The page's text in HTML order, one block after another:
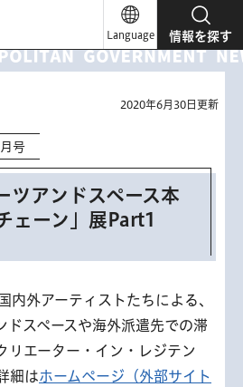
Language 情報を探す
2020年6月30日更新
号
ツアンドスペース本
ェーン」展Part1
内外アーティストたちによる、
ドスペースや海外派遣先での滞
リエーター・イン・レジテン
細はホームページ（外部サイト